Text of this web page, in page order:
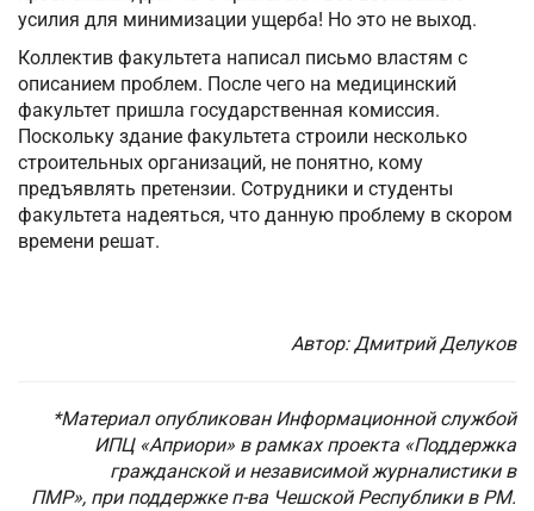
усилия для минимизации ущерба! Но это не выход.
Коллектив факультета написал письмо властям с
описанием проблем. После чего на медицинский
факультет пришла государственная комиссия.
Поскольку здание факультета строили несколько
строительных организаций, не понятно, кому
предъявлять претензии. Сотрудники и студенты
факультета надеяться, что данную проблему в скором
времени решат.
Автор: Дмитрий Делуков
*Материал опубликован Информационной службой
ИПЦ «Априори» в рамках проекта «Поддержка
гражданской и независимой журналистики в
ПМР», при поддержке п-ва Чешской Республики в РМ.